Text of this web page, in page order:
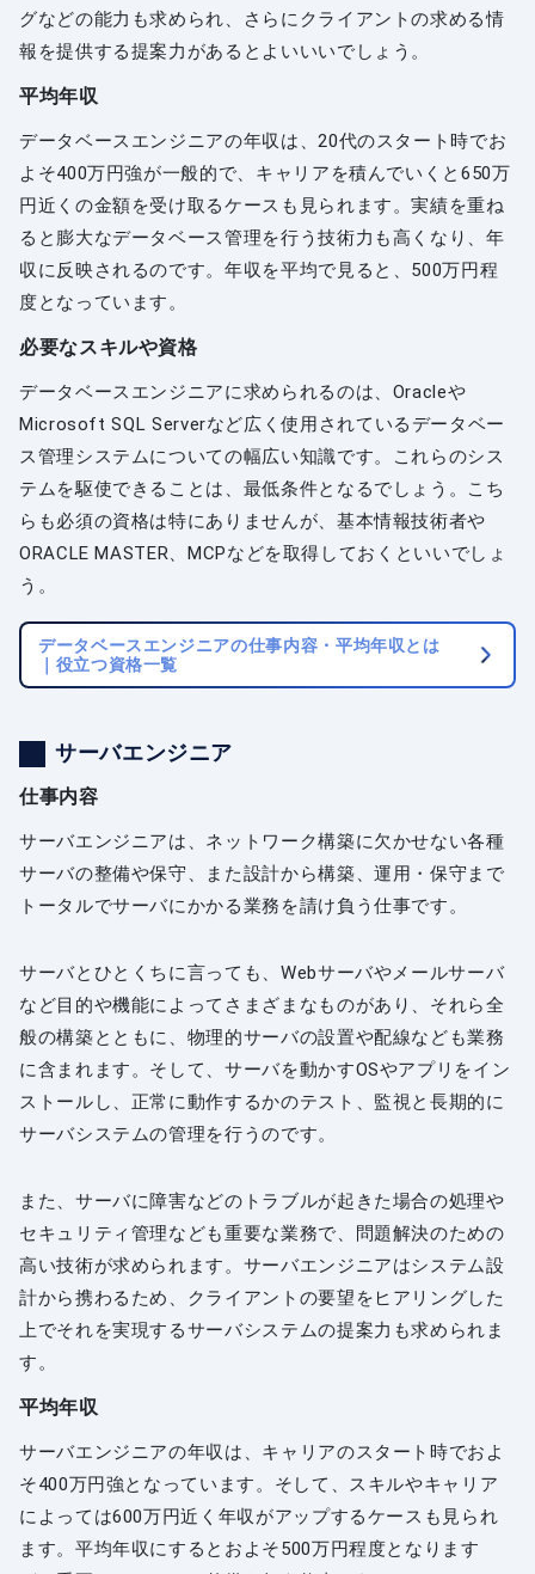
グなどの能力も求められ、さらにクライアントの求める情
報を提供する提案力があるとよいいいでしょう。
平均年収
データベースエンジニアの年収は、20代のスタート時でお
よそ400万円強が一般的で、キャリアを積んでいくと650万
円近くの金額を受け取るケースも見られます。実績を重ね
ると膨大なデータベース管理を行う技術力も高くなり、年
収に反映されるのです。年収を平均で見ると、500万円程
度となっています。
必要なスキルや資格
データベースエンジニアに求められるのは、Oracleや
Microsoft SQL Serverなど広く使用されているデータベー
ス管理システムについての幅広い知識です。これらのシス
テムを駆使できることは、最低条件となるでしょう。こち
らも必須の資格は特にありませんが、基本情報技術者や
ORACLE MASTER、MCPなどを取得しておくといいでしょ
う。
データベースエンジニアの仕事内容・平均年収とは
｜役立つ資格一覧
サーバエンジニア
仕事内容
サーバエンジニアは、ネットワーク構築に欠かせない各種
サーバの整備や保守、また設計から構築、運用・保守まで
トータルでサーバにかかる業務を請け負う仕事です。
サーバとひとくちに言っても、Webサーバやメールサーバ
など目的や機能によってさまざまなものがあり、それら全
般の構築とともに、物理的サーバの設置や配線なども業務
に含まれます。そして、サーバを動かすOSやアプリをイン
ストールし、正常に動作するかのテスト、監視と長期的に
サーバシステムの管理を行うのです。
また、サーバに障害などのトラブルが起きた場合の処理や
セキュリティ管理なども重要な業務で、問題解決のための
高い技術が求められます。サーバエンジニアはシステム設
計から携わるため、クライアントの要望をヒアリングした
上でそれを実現するサーバシステムの提案力も求められま
す。
平均年収
サーバエンジニアの年収は、キャリアのスタート時でおよ
そ400万円強となっています。そして、スキルやキャリア
によっては600万円近く年収がアップするケースも見られ
ます。平均年収にするとおよそ500万円程度となります